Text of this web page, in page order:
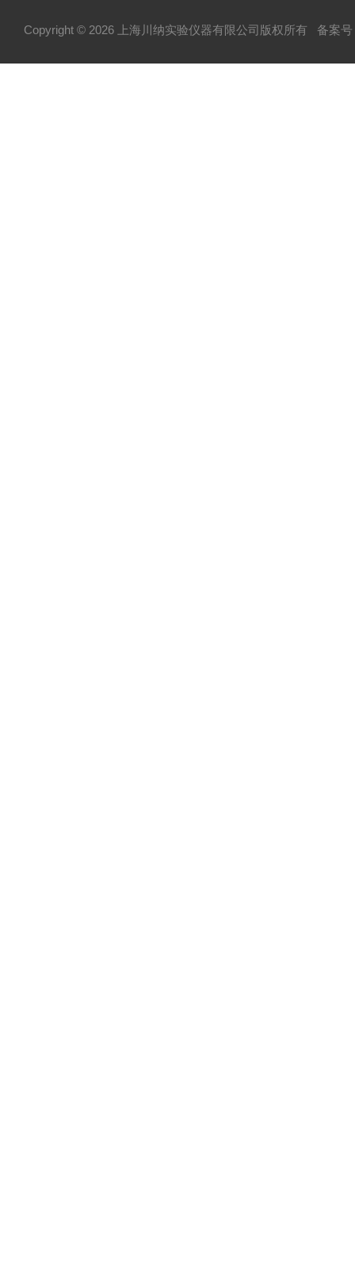
Copyright © 2026 上海川纳实验仪器有限公司版权所有 备案号